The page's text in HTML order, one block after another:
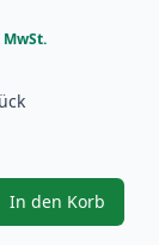
um
In den Korb
, 2 stück